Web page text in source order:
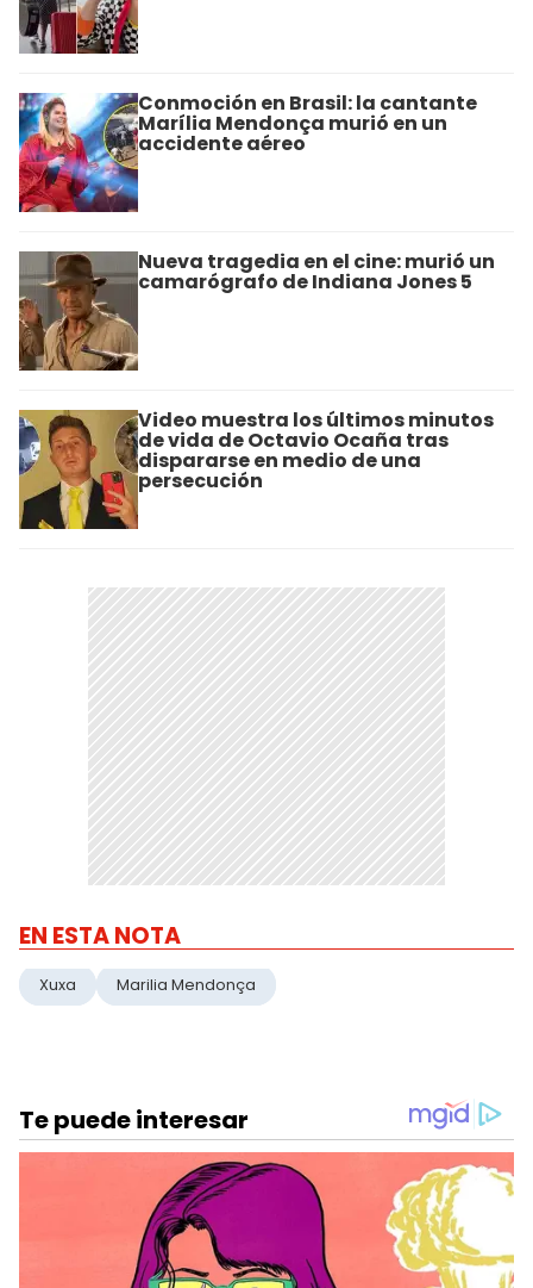
Conmoción en Brasil: la cantante
Marília Mendonça murió en un
accidente aéreo
Nueva tragedia en el cine: murió un
camarógrafo de Indiana Jones 5
Video muestra los últimos minutos
de vida de Octavio Ocaña tras
dispararse en medio de una
persecución
EN ESTA NOTA
Xuxa Marilia Mendonça